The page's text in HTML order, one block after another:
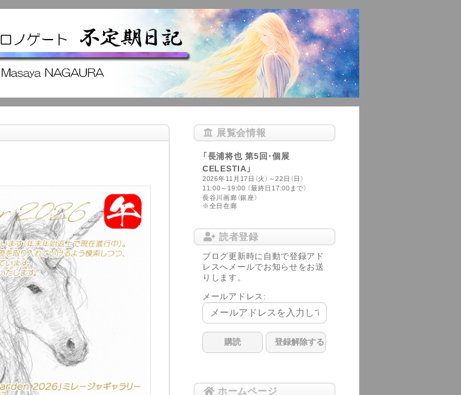
展覧会情報
「長浦将也 第5回･個展
CELESTIA」
2026年11月17日（火）～22日（日）
11:00～19:00 （最終日17:00まで）
長谷川画廊（銀座）
※全日在廊
読者登録
ブログ更新時に自動で登録アド
レスへメールでお知らせをお送
りします。
メールアドレス:
ホームページ